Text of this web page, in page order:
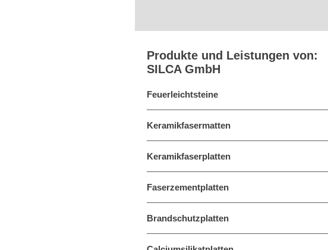
Produkte und Leistungen von:
SILCA GmbH
Feuerleichtsteine
Keramikfasermatten
Keramikfaserplatten
Faserzementplatten
Brandschutzplatten